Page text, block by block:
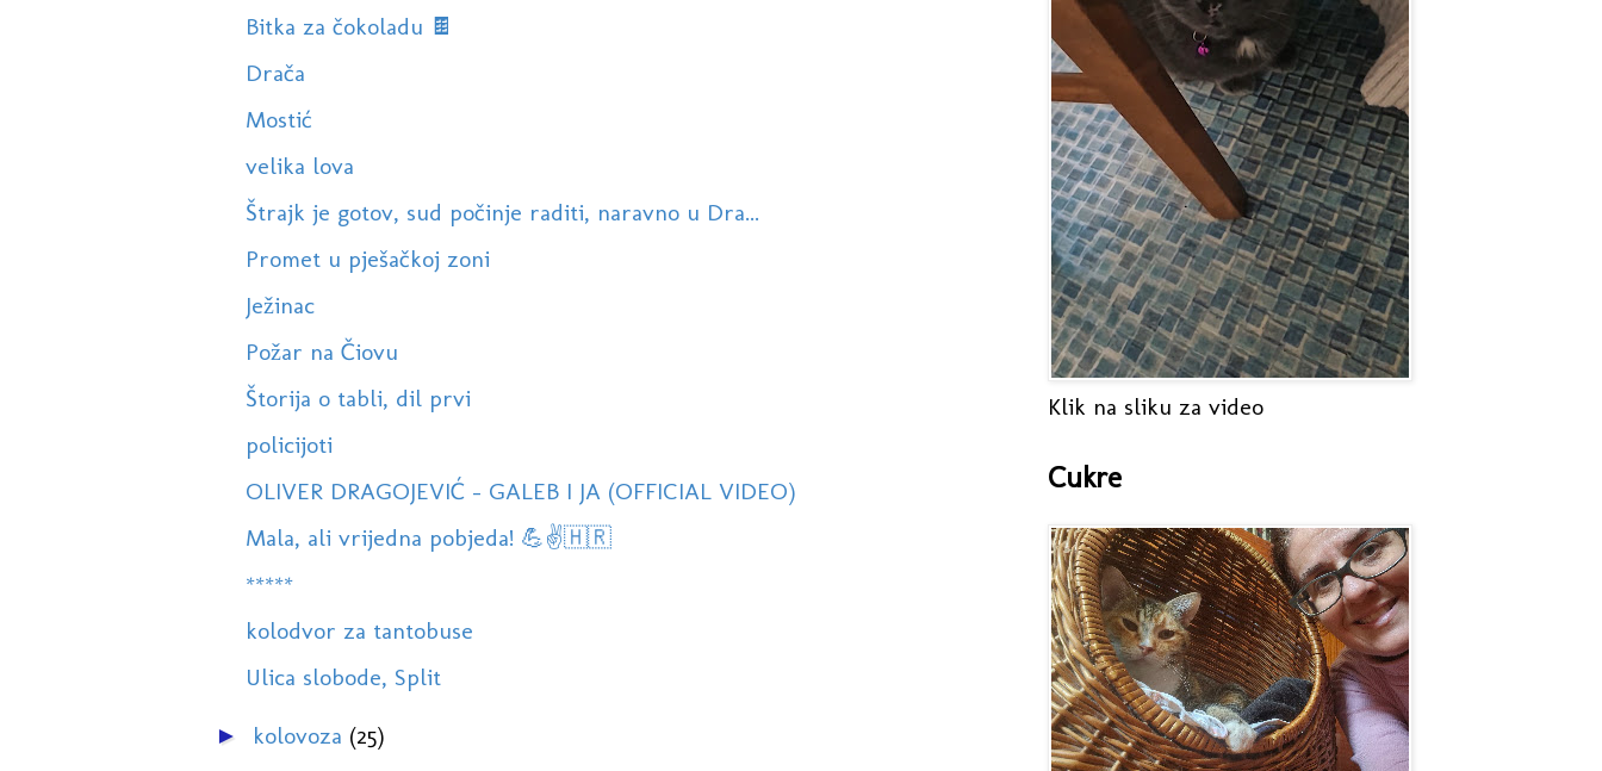
Bitka za čokoladu 🍫
Drača
Mostić
velika lova
Štrajk je gotov, sud počinje raditi, naravno u Dra...
Promet u pješačkoj zoni
Ježinac
Požar na Čiovu
Štorija o tabli, dil prvi
policijoti
OLIVER DRAGOJEVIĆ - GALEB I JA (OFFICIAL VIDEO)
Mala, ali vrijedna pobjeda! 💪✌️🇭🇷
*****
kolodvor za tantobuse
Ulica slobode, Split
► kolovoza (25)
Klik na sliku za video
Cukre